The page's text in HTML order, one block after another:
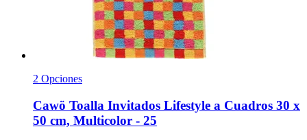
2 Opciones
Cawö Toalla Invitados Lifestyle a Cuadros 30 x
50 cm, Multicolor -​ 25